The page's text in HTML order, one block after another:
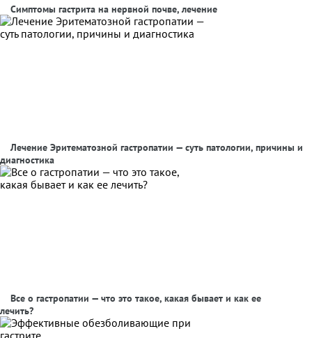
Симптомы гастрита на нервной почве, лечение
Лечение Эритематозной гастропатии — суть патологии, причины и
диагностика
Все о гастропатии — что это такое, какая бывает и как ее
лечить?